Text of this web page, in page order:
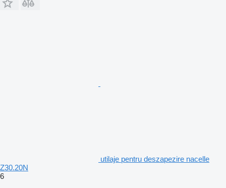
utilaje pentru deszapezire nacelle
Z30.20N
6